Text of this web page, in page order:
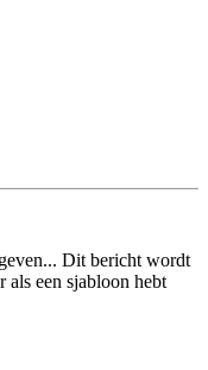
Dit bericht wordt
als een sjabloon hebt